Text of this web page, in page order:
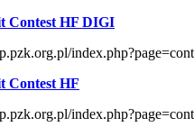
Contest HF DIGI
Contest HF